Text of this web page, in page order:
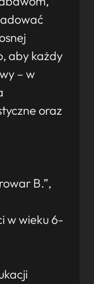
aby każdy
– w
oraz
B.”,
w wieku 6-